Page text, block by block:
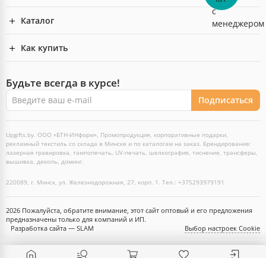
Каталог
Как купить
Будьте всегда в курсе!
Подписаться
Upgifts.by. ООО «БТН-ИНформ», Промопродукция, корпоративные подарки,
рекламный текстиль со склада в Минске и по каталогам на заказ. Брендирование:
лазерная гравировка, тампопечать, UV-печать, шелкография, тиснение, трансферы,
вышивка, деколь, доминг.
220089, г. Минск, ул. Железнодорожная, 27, корп. 1. Тел.: +375293979191
2026 Пожалуйста, обратите внимание, этот сайт оптовый и его предложения
предназначены только для компаний и ИП.
Выбор настроек Cookie
Разработка сайта — SLAM